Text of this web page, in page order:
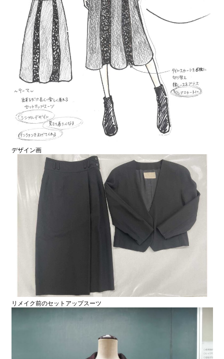
デザイン画
リメイク前のセットアップスーツ